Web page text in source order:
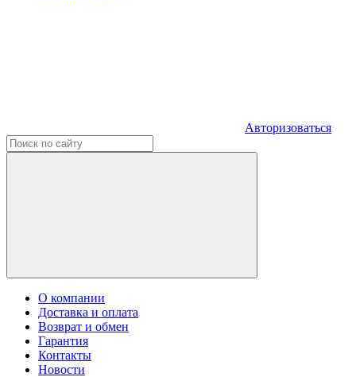
Авторизоваться
О компании
Доставка и оплата
Возврат и обмен
Гарантия
Контакты
Новости